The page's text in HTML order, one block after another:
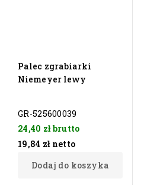
Palec zgrabiarki
Niemeyer lewy
GR-525600039
24,40 złbrutto
19,84 zł netto
Dodaj do koszyka